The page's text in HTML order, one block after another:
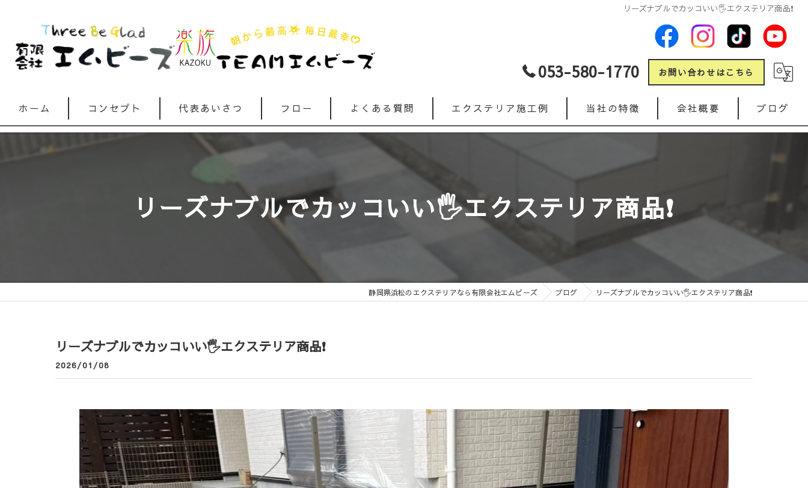
リーズナブルでカッコいい🖐️エクステリア商品❗
053-580-1770 お問い合わせはこちら
ホーム コンセプト 代表あいさつ フロー よくある質問 エクステリア施工例 当社の特徴
リフォーム
ガレージ
会社概要 ブログ
リーズナブルでカッコいい🖐️エクステリア商品❗
静岡県浜松のエクステリアなら有限会社エムビーズ ブログ リーズナブルでカッコいい🖐️エクステリア商品❗
リーズナブルでカッコいい🖐️エクステリア商品❗
2026/01/08